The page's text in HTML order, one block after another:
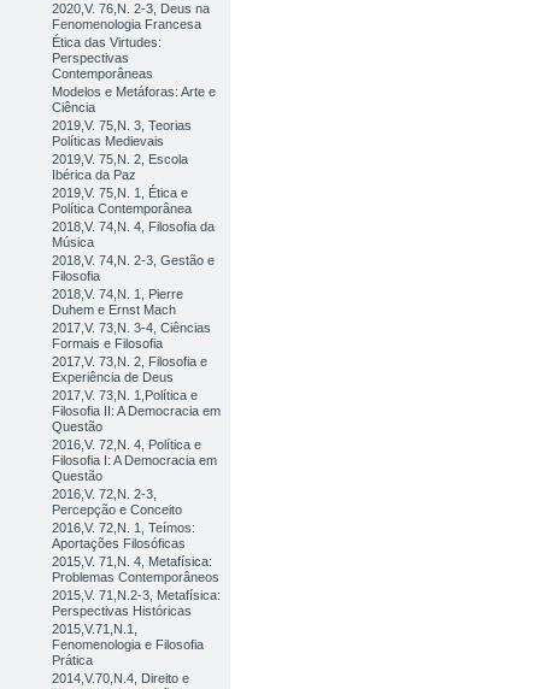
2020,V. 76,N. 2-3, Deus na
Fenomenologia Francesa
Ética das Virtudes:
Perspectivas
Contemporâneas
Modelos e Metáforas: Arte e
Ciência
2019,V. 75,N. 3, Teorias
Políticas Medievais
2019,V. 75,N. 2, Escola
Ibérica da Paz
2019,V. 75,N. 1, Ética e
Política Contemporânea
2018,V. 74,N. 4, Filosofia da
Música
2018,V. 74,N. 2-3, Gestão e
Filosofia
2018,V. 74,N. 1, Pierre
Duhem e Ernst Mach
2017,V. 73,N. 3-4, Ciências
Formais e Filosofia
2017,V. 73,N. 2, Filosofia e
Experiência de Deus
2017,V. 73,N. 1,Política e
Filosofia II: A Democracia em
Questão
2016,V. 72,N. 4, Política e
Filosofia I: A Democracia em
Questão
2016,V. 72,N. 2-3,
Percepção e Conceito
2016,V. 72,N. 1, Teímos:
Aportações Filosóficas
2015,V. 71,N. 4, Metafísica:
Problemas Contemporâneos
2015,V. 71,N.2-3, Metafísica:
Perspectivas Históricas
2015,V.71,N.1,
Fenomenologia e Filosofia
Prática
2014,V.70,N.4, Direito e